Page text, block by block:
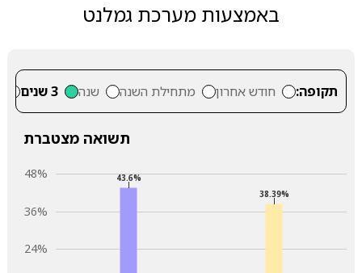
באמצעות מערכת גמלנט
תקופה: חודש אחרון מתחילת השנה שנה 3 שנים
תשואה מצטברת
24%
36%
48%
43.6%
38.39%